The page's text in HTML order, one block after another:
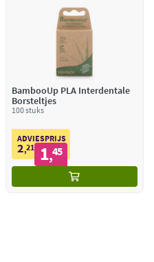
BambooUp PLA Interdentale
Borsteltjes
100 stuks
ADVIESPRIJS
2,21 1,45